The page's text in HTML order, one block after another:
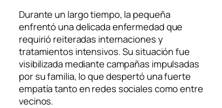
Durante un largo tiempo, la pequeña
enfrentó una delicada enfermedad que
requirió reiteradas internaciones y
tratamientos intensivos. Su situación fue
visibilizada mediante campañas impulsadas
por su familia, lo que despertó una fuerte
empatía tanto en redes sociales como entre
vecinos.